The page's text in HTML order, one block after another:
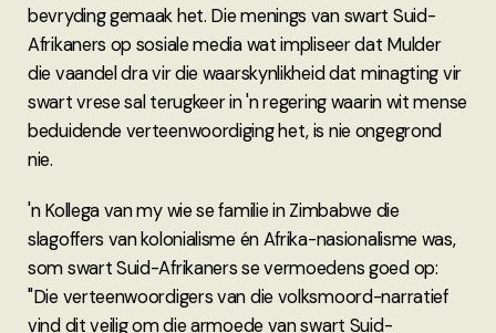
bevryding gemaak het. Die menings van swart Suid-
Afrikaners op sosiale media wat impliseer dat Mulder
die vaandel dra vir die waarskynlikheid dat minagting vir
swart vrese sal terugkeer in 'n regering waarin wit mense
beduidende verteenwoordiging het, is nie ongegrond
nie.
'n Kollega van my wie se familie in Zimbabwe die
slagoffers van kolonialisme én Afrika-nasionalisme was,
som swart Suid-Afrikaners se vermoedens goed op:
"Die verteenwoordigers van die volksmoord-narratief
vind dit veilig om die armoede van swart Suid-